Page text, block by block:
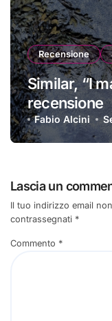
Recensione
Similar, “I
recensione
Fabio Alcini
Lascia un
Il tuo indirizzo email
contrassegnati *
Commento *